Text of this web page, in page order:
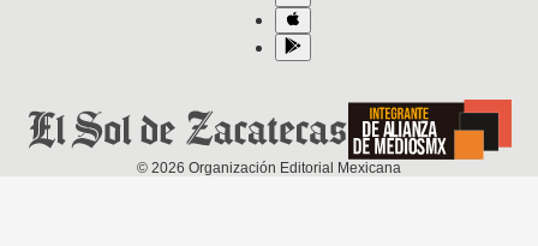
© 2026 Organización Editorial Mexicana